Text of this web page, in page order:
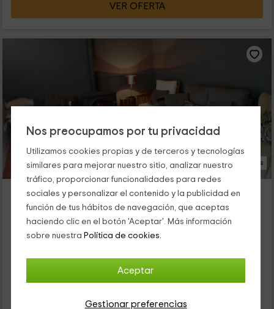
Nos preocupamos por tu privacidad
Utilizamos cookies propias y de terceros y tecnologías
similares para mejorar nuestro sitio, analizar nuestro
tráfico, proporcionar funcionalidades para redes
sociales y personalizar el contenido y la publicidad en
función de tus hábitos de navegación, que aceptas
haciendo clic en el botón 'Aceptar'. Más información
sobre nuestra Política de cookies.
Aceptar
Gestionar preferencias
VER OFERTA
23 Fotos
La Parra 1923
Alojamiento ubicado a 5.8km de Barrio Arroyo
Requena, Valencia
0 opiniones
Reservado 1 veces
2 baños
Contacto directo